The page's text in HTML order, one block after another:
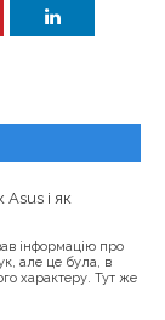
і як
інформацію про
але це була, в
характеру. Тут же